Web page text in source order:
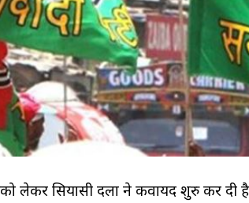
लेकर सियासी दलों ने कवायद शुरु कर दी है.